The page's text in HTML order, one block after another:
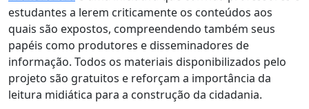
estudantes a lerem criticamente os conteúdos aos
quais são expostos, compreendendo também seus
papéis como produtores e disseminadores de
informação. Todos os materiais disponibilizados pelo
projeto são gratuitos e reforçam a importância da
leitura midiática para a construção da cidadania.